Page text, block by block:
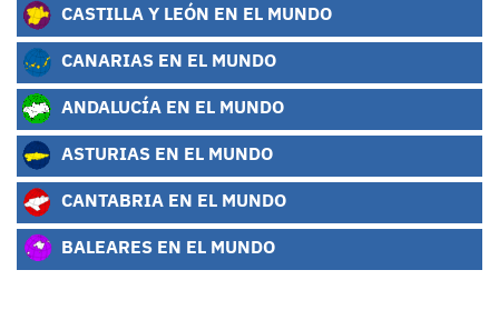
CASTILLA Y LEÓN EN EL MUNDO
CANARIAS EN EL MUNDO
ANDALUCÍA EN EL MUNDO
ASTURIAS EN EL MUNDO
CANTABRIA EN EL MUNDO
BALEARES EN EL MUNDO